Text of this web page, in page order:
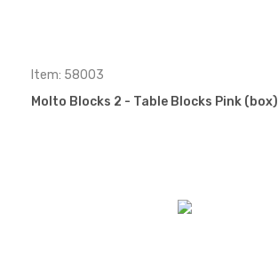
Item: 58003
Molto Blocks 2 - Table Blocks Pink (box)